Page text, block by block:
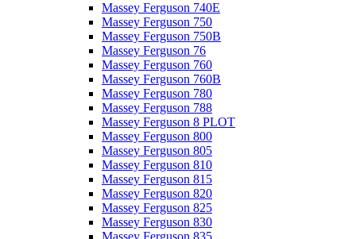
Massey Ferguson 740E
Massey Ferguson 750
Massey Ferguson 750B
Massey Ferguson 76
Massey Ferguson 760
Massey Ferguson 760B
Massey Ferguson 780
Massey Ferguson 788
Massey Ferguson 8 PLOT
Massey Ferguson 800
Massey Ferguson 805
Massey Ferguson 810
Massey Ferguson 815
Massey Ferguson 820
Massey Ferguson 825
Massey Ferguson 830
Massey Ferguson 835